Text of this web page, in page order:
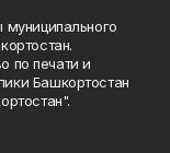
по печати и
Башкортостан